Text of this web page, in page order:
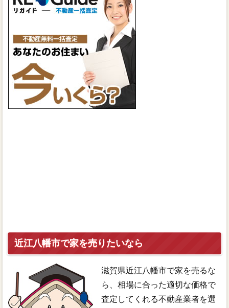
近江八幡市で家を売りたいなら
滋賀県近江八幡市で家を売るな
ら、相場に合った適切な価格で
査定してくれる不動産業者を選